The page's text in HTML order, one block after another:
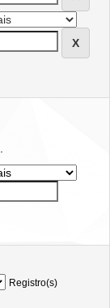
Registro(s)